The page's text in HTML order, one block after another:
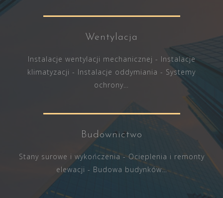
Wentylacja
Instalacje wentylacji mechanicznej - Instalacje
klimatyzacji - Instalacje oddymiania - Systemy
ochrony…
Budownictwo
Stany surowe i wykończenia - Ocieplenia i remonty
elewacji - Budowa budynków…